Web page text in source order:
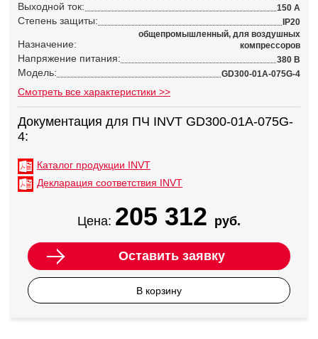
Выходной ток: 150 А
Степень защиты: IP20
Назначение:
общепромышленный, для воздушных
компрессоров
Напряжение питания: 380 В
Модель: GD300-01A-075G-4
Смотреть все характеристики >>
Документация для ПЧ INVT GD300-01A-075G-
4:
Каталог продукции INVT
Декларация соответствия INVT
Цена: 205 312 руб.
Оставить заявку
В корзину